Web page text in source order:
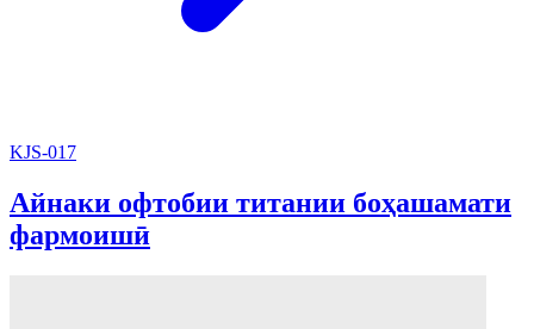
KJS-017
Айнаки офтобии титании боҳашамати
фармоишӣ